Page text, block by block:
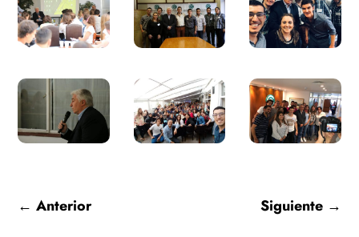
←Anterior Siguiente→